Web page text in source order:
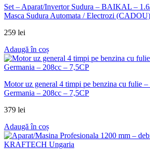
Set – Aparat/Invertor Sudura – BAIKAL –
Masca Sudura Automata / Electrozi (CADOU)
259 lei
Adaugă în coș
Motor uz general 4 timpi pe benzina cu fulie
Germania – 208cc – 7,5CP
379 lei
Adaugă în coș